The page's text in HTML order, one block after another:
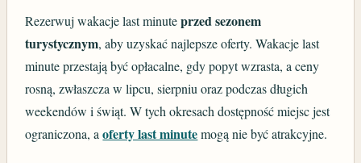
Rezerwuj wakacje last minuteprzed sezonem
turystycznym, aby uzyskać najlepsze oferty. Wakacje last
minute przestają być opłacalne, gdy popyt wzrasta, a ceny
rosną, zwłaszcza w lipcu, sierpniu oraz podczas długich
weekendów i świąt. W tych okresach dostępność miejsc jest
ograniczona, aoferty last minutemogą nie być atrakcyjne.